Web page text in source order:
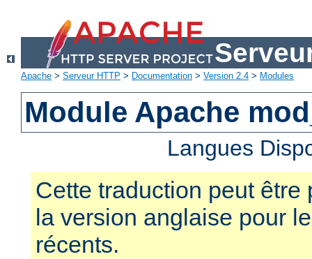
Apache > Serveur HTTP > Documentation > Version 2.4 > Modules
Module Apache
Langues
Cette traduction peut être
la version anglaise pour
récents.